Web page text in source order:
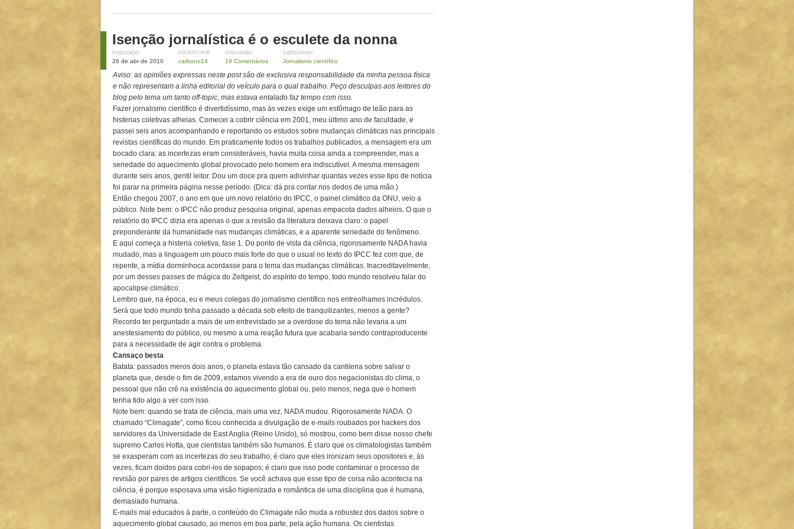
Isenção jornalística é o esculete da nonna
PUBLICADO
26 de abr de 2010
ESCRITO POR
carbono14
DISCUSSÃO
19 Comentários
CATEGORIAS
Jornalismo científico
Aviso: as opiniões expressas neste post são de exclusiva responsabilidade da minha pessoa física
e não representam a linha editorial do veículo para o qual trabalho. Peço desculpas aos leitores do
blog pelo tema um tanto off-topic, mas estava entalado faz tempo com isso.
Fazer jornalismo científico é divertidíssimo, mas às vezes exige um estômago de leão para as
histerias coletivas alheias. Comecei a cobrir ciência em 2001, meu último ano de faculdade, e
passei seis anos acompanhando e reportando os estudos sobre mudanças climáticas nas principais
revistas científicas do mundo. Em praticamente todos os trabalhos publicados, a mensagem era um
bocado clara: as incertezas eram consideráveis, havia muita coisa ainda a compreender, mas a
seriedade do aquecimento global provocado pelo homem era indiscutível. A mesma mensagem
durante seis anos, gentil leitor. Dou um doce pra quem adivinhar quantas vezes esse tipo de notícia
foi parar na primeira página nesse período. (Dica: dá pra contar nos dedos de uma mão.)
Então chegou 2007, o ano em que um novo relatório do IPCC, o painel climático da ONU, veio a
público. Note bem: o IPCC não produz pesquisa original, apenas empacota dados alheios. O que o
relatório do IPCC dizia era apenas o que a revisão da literatura deixava claro: o papel
preponderante da humanidade nas mudanças climáticas, e a aparente seriedade do fenômeno.
E aqui começa a histeria coletiva, fase 1. Do ponto de vista da ciência, rigorosamente NADA havia
mudado, mas a linguagem um pouco mais forte do que o usual no texto do IPCC fez com que, de
repente, a mídia dorminhoca acordasse para o tema das mudanças climáticas. Inacreditavelmente,
por um desses passes de mágica do Zeitgeist, do espírito do tempo, todo mundo resolveu falar do
apocalipse climático.
Lembro que, na época, eu e meus colegas do jornalismo científico nos entreolhamos incrédulos.
Será que todo mundo tinha passado a década sob efeito de tranquilizantes, menos a gente?
Recordo ter perguntado a mais de um entrevistado se a overdose do tema não levaria a um
anestesiamento do público, ou mesmo a uma reação futura que acabaria sendo contraproducente
para a necessidade de agir contra o problema.
Cansaço besta
Batata: passados meros dois anos, o planeta estava tão cansado da cantilena sobre salvar o
planeta que, desde o fim de 2009, estamos vivendo a era de ouro dos negacionistas do clima, o
pessoal que não crê na existência do aquecimento global ou, pelo menos, nega que o homem
tenha tido algo a ver com isso.
Note bem: quando se trata de ciência, mais uma vez, NADA mudou. Rigorosamente NADA. O
chamado “Climagate”, como ficou conhecida a divulgação de e-mails roubados por hackers dos
servidores da Universidade de East Anglia (Reino Unido), só mostrou, como bem disse nosso chefe
supremo Carlos Hotta, que cientistas também são humanos. É claro que os climatologistas também
se exasperam com as incertezas do seu trabalho; é claro que eles ironizam seus opositores e, às
vezes, ficam doidos para cobri-los de sopapos; é claro que isso pode contaminar o processo de
revisão por pares de artigos científicos. Se você achava que esse tipo de coisa não acontecia na
ciência, é porque esposava uma visão higienizada e romântica de uma disciplina que é humana,
demasiado humana.
E-mails mal educados à parte, o conteúdo do Climagate não muda a robustez dos dados sobre o
aquecimento global causado, ao menos em boa parte, pela ação humana. Os cientistas